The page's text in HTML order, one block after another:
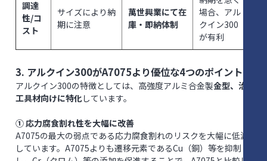
調達
性/コ
スト
サイズにより納
期に注意
萬世興業にて在
庫・即納体制
場合、アル
クイン300
が有利
3. アルクイン300がA7075より優位な4つのポイント
アルクイン300の特徴としては、高強度アルミ合金製金型、治
工具材向けに特化しています。
① 応力腐食割れ性を大幅に改善
A7075の最大の弱点である応力腐食割れのリスクを大幅に低減
しています。A7075よりも遷移元素であるCu（銅）等を抑制